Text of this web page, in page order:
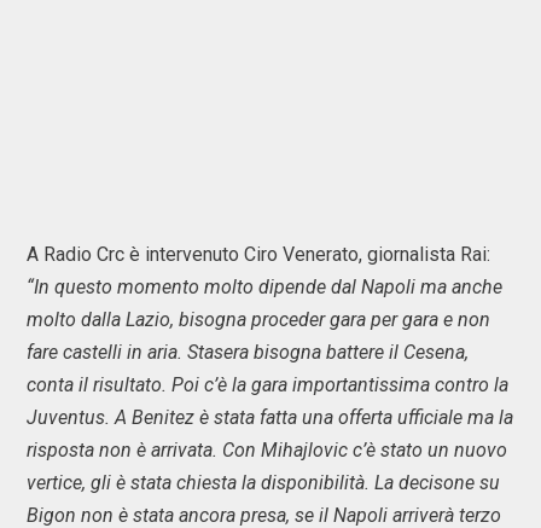
A Radio Crc è intervenuto Ciro Venerato, giornalista Rai:
“In questo momento molto dipende dal Napoli ma anche
molto dalla Lazio, bisogna proceder gara per gara e non
fare castelli in aria. Stasera bisogna battere il Cesena,
conta il risultato. Poi c’è la gara importantissima contro la
Juventus. A Benitez è stata fatta una offerta ufficiale ma la
risposta non è arrivata. Con Mihajlovic c’è stato un nuovo
vertice, gli è stata chiesta la disponibilità. La decisone su
Bigon non è stata ancora presa, se il Napoli arriverà terzo